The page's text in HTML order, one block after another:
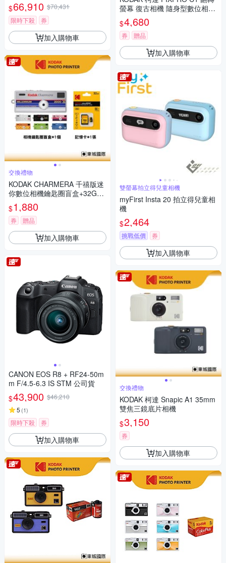
(公司貨 保固18+6個月)
$66,910 $70,431
限時下殺
券
加入購物車
交換禮物
KODAK CHARMERA 千禧版迷
你數位相機鑰匙圈盲盒+32G記
憶卡組
$1,880
券 贈品
加入購物車
CANON EOS R8 + RF24-50m
m F/4.5-6.3 IS STM 公司貨
$43,900 $46,210
5 (1)
限時下殺 券
加入購物車
螢幕 復古相機 隨身型數位相機
+ 64G記憶卡組
$4,680
券 贈品
加入購物車
雙螢幕拍立得兒童相機
myFirst Insta 20 拍立得兒童相
機
$2,464
挑戰低價 券
加入購物車
交換禮物
KODAK 柯達 Snapic A1 35mm
雙焦三鏡底片相機
$3,150
券
加入購物車